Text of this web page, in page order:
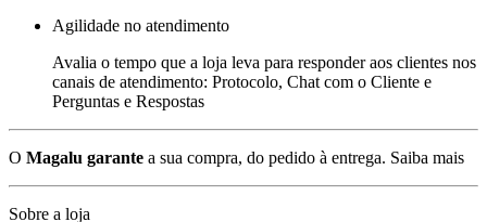
Agilidade no atendimento
Avalia o tempo que a loja leva para responder aos clientes nos
canais de atendimento: Protocolo, Chat com o Cliente e
Perguntas e Respostas
O Magalu garante a sua compra, do pedido à entrega. Saiba mais
Sobre a loja